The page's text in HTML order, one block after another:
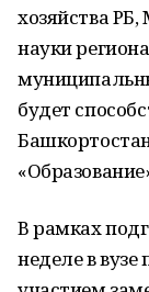
хозяйства
науки
будет
В рамках
неделе в